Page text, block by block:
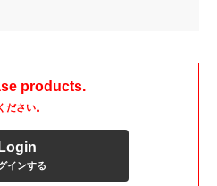
products.
さい。
Login
インする